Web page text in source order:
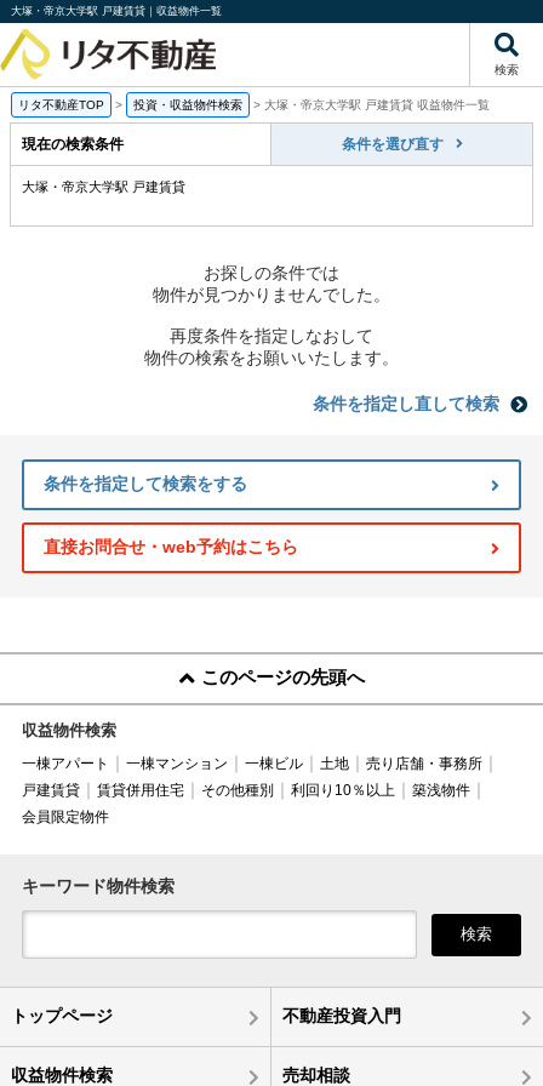
大塚・帝京大学駅 戸建賃貸｜収益物件一覧
検索
リタ不動産TOP > 投資・収益物件検索 > 大塚・帝京大学駅 戸建賃貸 収益物件一覧
現在の検索条件 条件を選び直す
大塚・帝京大学駅 戸建賃貸
お探しの条件では
物件が見つかりませんでした。
再度条件を指定しなおして
物件の検索をお願いいたします。
条件を指定し直して検索
条件を指定して検索をする
直接お問合せ・web予約はこちら
このページの先頭へ
収益物件検索
一棟アパート 一棟マンション 一棟ビル 土地
売り店舗・事務所
戸建賃貸
賃貸併用住宅 その他種別 利回り10％以上
築浅物件
会員限定物件
キーワード物件検索
検索
トップページ 不動産投資入門
収益物件検索 売却相談